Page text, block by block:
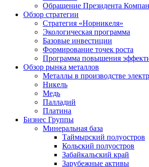
Обращение Президента
Обзор стратегии
Стратегия «Норникеля»
Экологическая программа
Базовые инвестиции
Формирование точек роста
Программа повышения
Обзор рынка металлов
Металлы в производстве
Никель
Медь
Палладий
Платина
Бизнес Группы
Минеральная база
Таймырский полуостров
Кольский полуостров
Забайкальский край
Зарубежные активы